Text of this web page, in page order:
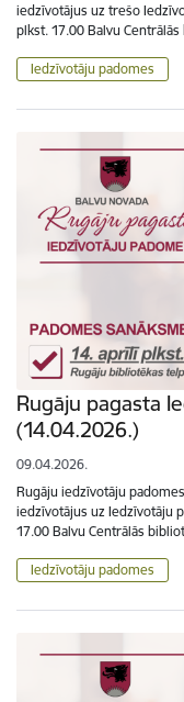
iedzīvotājus uz trešo
plkst. 17.00 Balvu
Iedzīvotāju padomes
Rugāju pagasta
(14.04.2026.)
09.04.2026.
Rugāju iedzīvotāju
iedzīvotājus uz Iedzīvotāju
17.00 Balvu Centrālās
Iedzīvotāju padomes